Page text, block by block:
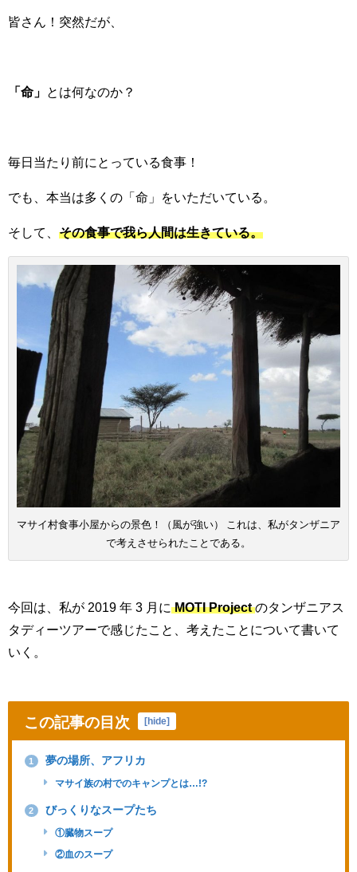
皆さん！突然だが、
「命」 とは何なのか？
毎日当たり前にとっている食事！
でも、本当は多くの「命」をいただいている。
そして、 その食事で我ら人間は生きている。
マサイ村食事小屋からの景色！（風が強い） これは、私がタンザニア
で考えさせられたことである。
今回は、私が 2019 年 3 月にMOTI Projectのタンザニアス
タディーツアーで感じたこと、考えたことについて書いて
いく。
この記事の目次 [hide]
1 夢の場所、アフリカ
マサイ族の村でのキャンプとは…!?
2 びっくりなスープたち
①臓物スープ
②血のスープ